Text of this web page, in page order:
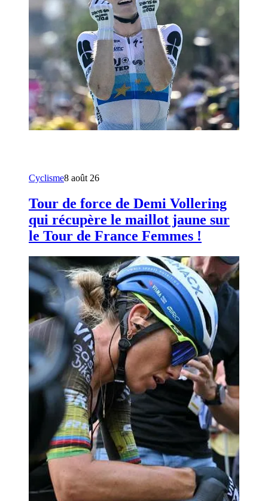
Cyclisme8 août 26
Tour de force de Demi Vollering
qui récupère le maillot jaune sur
le Tour de France Femmes !